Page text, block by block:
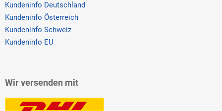
Kundeninfo Deutschland
Kundeninfo Österreich
Kundeninfo Schweiz
Kundeninfo EU
Wir versenden mit